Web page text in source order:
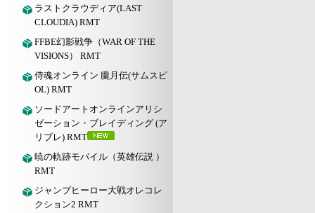
ラストクラウディア(LAST
CLOUDIA) RMT
FFBE幻影戦争（WAR OF THE
VISIONS） RMT
侍魂オンライン 朧月伝(サムスピ
OL) RMT
ソードアートオンラインアリシ
ゼーション・ブレイディング (ア
リブレ) RMT
暁の軌跡モバイル（英雄伝説 ）
RMT
ジャンプヒーロー大戦オレコレ
クション2 RMT